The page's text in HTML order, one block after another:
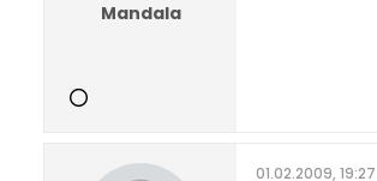
Mandala
01.02.2009, 19:27